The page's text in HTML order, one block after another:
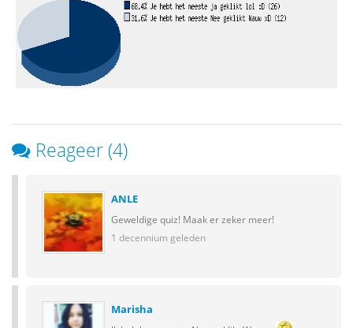
Reageer (4)
ANLE
Geweldige quiz! Maak er zeker meer!
1 decennium geleden
Marisha